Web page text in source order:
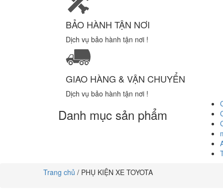
BẢO HÀNH TẬN NƠI
Dịch vụ bảo hành tận nơi !
GIAO HÀNG & VẬN CHUYỂN
Dịch vụ bảo hành tận nơi !
Danh mục sản phẩm
Trang chủ / PHỤ KIỆN XE TOYOTA